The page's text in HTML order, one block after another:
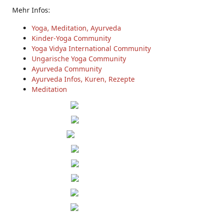
Mehr Infos:
Yoga, Meditation, Ayurveda
Kinder-Yoga Community
Yoga Vidya International Community
Ungarische Yoga Community
Ayurveda Community
Ayurveda Infos, Kuren, Rezepte
Meditation